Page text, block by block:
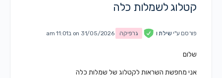
קטלוג לשמלות כלה
פורסם ע"ישילת ו גרפיקה on 31/05/2026 ב11:01 am
שלום
אני מחפשת השראות לקטלוג של שמלות כלה